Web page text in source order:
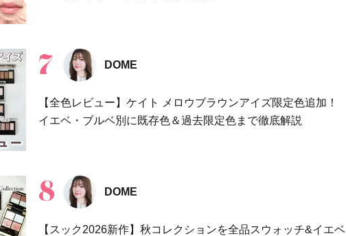
DOME
【全色レビュー】ケイト メロウブラウンアイズ限定色追加！
イエベ・ブルベ別に既存色＆過去限定色まで徹底解説
DOME
【スック2026新作】秋コレクションを全品スウォッチ&イエベ